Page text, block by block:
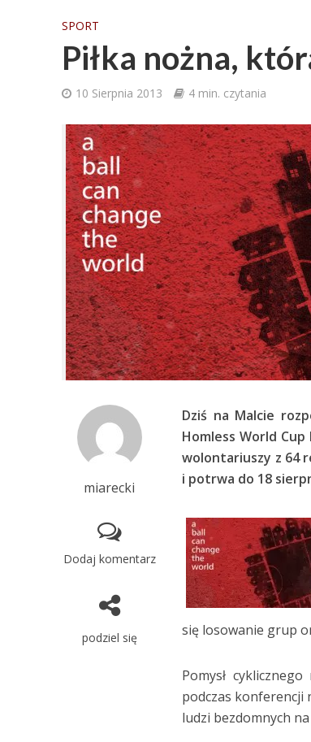
SPORT
Piłka nożna,
10 Sierpnia 2013 4 min. czytania
miarecki
Dodaj komentarz
podziel się
Dziś na Malcie
Homless World
wolontariuszy z 64
i potrwa do 18
się losowanie grup
Pomysł
podczas konferencji
ludzi bezdomnych